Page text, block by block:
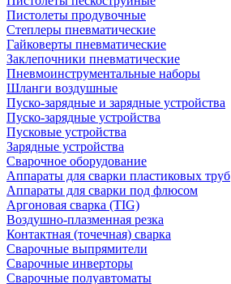
Пистолеты продувочные
Степлеры пневматические
Гайковерты пневматические
Заклепочники пневматические
Пневмоинструментальные наборы
Шланги воздушные
Пуско-зарядные и зарядные устройства
Пуско-зарядные устройства
Пусковые устройства
Зарядные устройства
Сварочное оборудование
Аппараты для сварки пластиковых труб
Аппараты для сварки под флюсом
Аргоновая сварка (TIG)
Воздушно-плазменная резка
Контактная (точечная) сварка
Сварочные выпрямители
Сварочные инверторы
Сварочные полуавтоматы